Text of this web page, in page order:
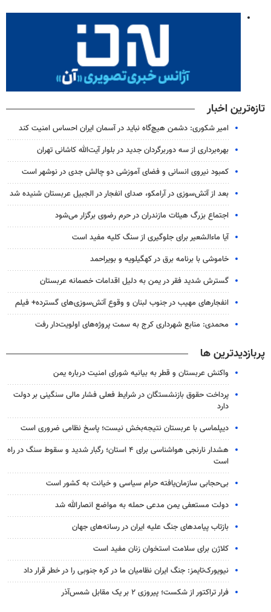
تازه‌ترین اخبار
امیر شکوری: دشمن هیچ‌گاه نباید در آسمان ایران احساس امنیت کند
بهره‌برداری از سه دوربرگردان جدید در بلوار آیت‌الله کاشانی تهران
کمبود نیروی انسانی و فضای آموزشی دو چالش جدی در نوشهر است
بعد از آتش‌سوزی در آرامکو، صدای انفجار در الجبیل عربستان شنیده شد
اجتماع بزرگ هیئات مازندران در حرم رضوی برگزار می‌شود
آیا ماءالشعیر برای جلوگیری از سنگ کلیه مفید است
خاموشی با برنامه برق در کهگیلویه و بویراحمد
گسترش شدید فقر در یمن به دلیل اقدامات خصمانه عربستان
انفجارهای مهیب در جنوب لبنان و وقوع آتش‌سوزی‌های گسترده+ فیلم
محمدی: منابع شهرداری کرج به سمت پروژه‌های اولویت‌دار رفت
پربازدیدترین ها
واکنش عربستان و قطر به بیانیه شورای امنیت درباره یمن
پرداخت حقوق بازنشستگان در شرایط فعلی فشار مالی سنگینی بر دولت
دارد
دیپلماسی با عربستان نتیجه‌بخش نیست؛ پاسخ نظامی ضروری است
هشدار نارنجی هواشناسی برای ۴ استان؛ رگبار شدید و سقوط سنگ در راه
است
بی‌حجابی سازمان‌یافته حرام سیاسی و خیانت به کشور است
دولت مستعفی یمن مدعی حمله به مواضع انصارالله شد
بازتاب پیامدهای جنگ علیه ایران در رسانه‌های جهان
کلاژن برای سلامت استخوان زنان مفید است
نیویورک‌تایمز: جنگ ایران نظامیان ما در کره جنوبی را در خطر قرار داد
فرار تراکتور از شکست؛ پیروزی ۲ بر یک مقابل شمس‌آذر